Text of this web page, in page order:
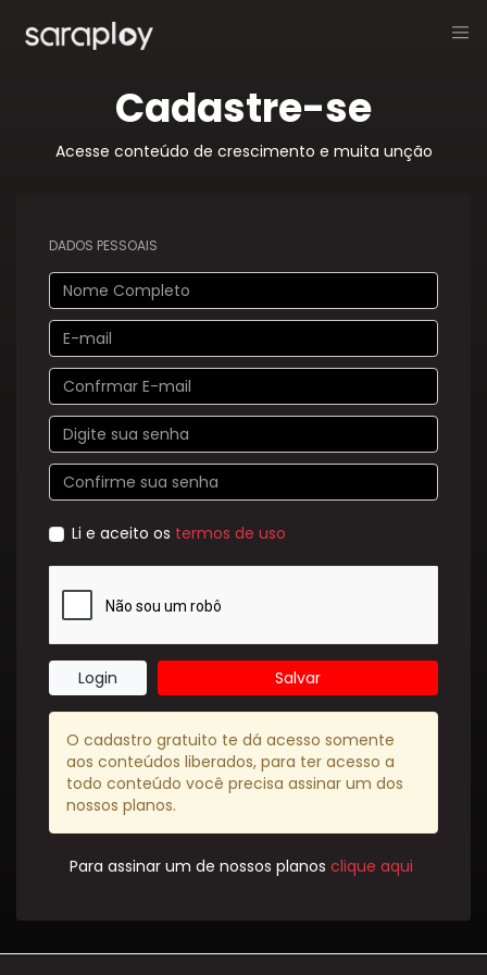
Cadastre-se
Acesse conteúdo de crescimento e muita unção
DADOS PESSOAIS
Li e aceito os termos de uso
Login Salvar
O cadastro gratuito te dá acesso somente
aos conteúdos liberados, para ter acesso a
todo conteúdo você precisa assinar um dos
nossos planos.
Para assinar um de nossos planos clique aqui